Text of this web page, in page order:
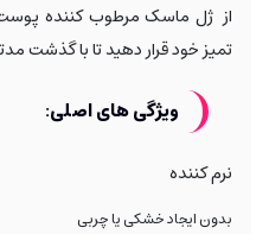
از ژل ماسک مرطوب کننده
تمیز خود قرار دهید تا با گذشت مدتی
ویژگی های اصلی:
نرم کننده
بدون ایجاد خشکی یا چربی